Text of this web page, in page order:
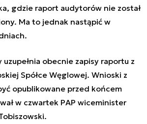
gdzie raport audytorów nie został
Ma to jednak nastąpić w
uzupełnia obecnie zapisy raportu z
Spółce Węglowej. Wnioski z
opublikowane przed końcem
w czwartek PAP wiceminister